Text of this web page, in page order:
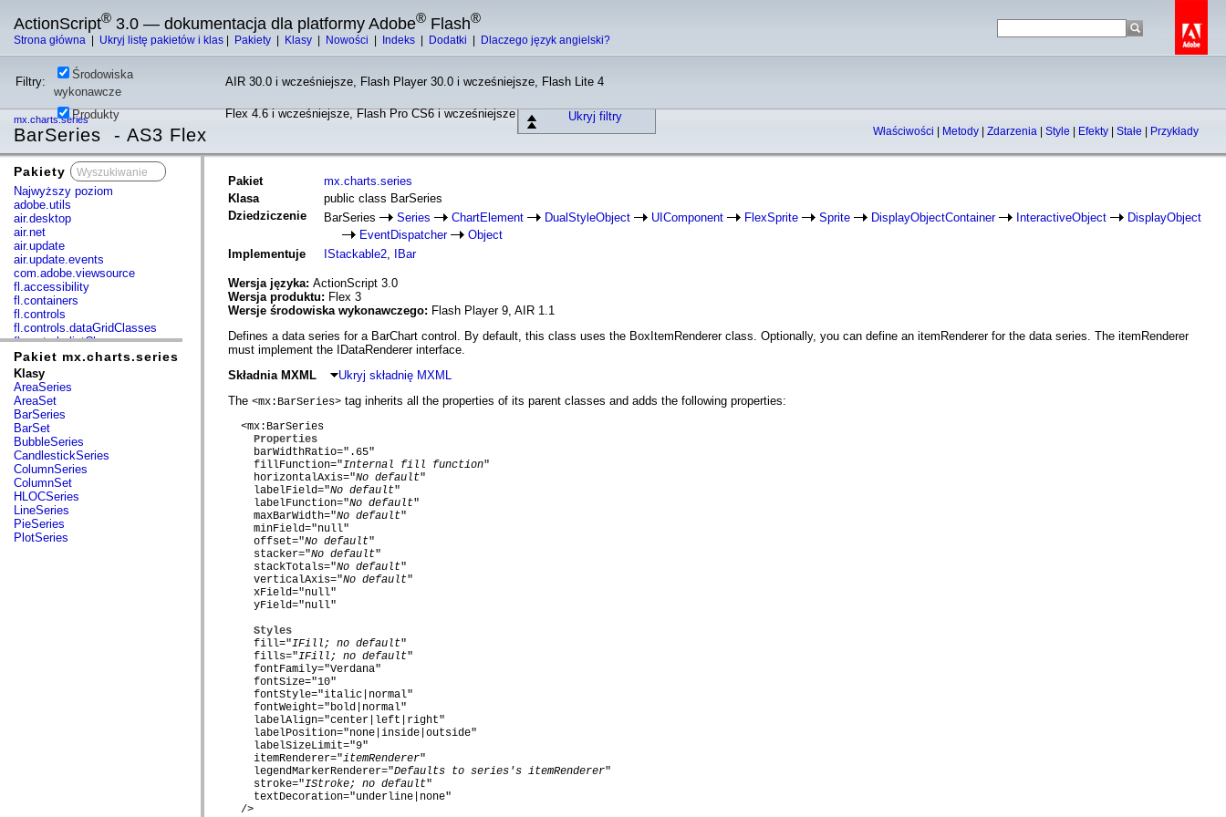
ActionScript® 3.0 — dokumentacja dla platformy Adobe® Flash®
Strona główna Ukryj listę pakietów i klas Pakiety Klasy Nowości Indeks Dodatki Dlaczego język angielski?
Filtry:
Środowiska
wykonawcze
AIR 30.0 i wcześniejsze, Flash Player 30.0 i wcześniejsze, Flash Lite 4
Produkty Flex 4.6 i wcześniejsze, Flash Pro CS6 i wcześniejsze Ukryj filtry
mx.charts.series
BarSeries - AS3 Flex Właściwości Metody Zdarzenia Style Efekty Stałe Przykłady
Pakiety
Najwyższy poziom
adobe.utils
air.desktop
air.net
air.update
air.update.events
com.adobe.viewsource
fl.accessibility
fl.containers
fl.controls
fl.controls.dataGridClasses
fl.controls.listClasses
fl.controls.progressBarClasses
fl.core
fl.data
fl.display
fl.events
fl.ik
fl.lang
fl.livepreview
fl.managers
fl.motion
fl.motion.easing
fl.rsl
fl.text
fl.transitions
Pakiet mx.charts.series
Klasy
AreaSeries
AreaSet
BarSeries
BarSet
BubbleSeries
CandlestickSeries
ColumnSeries
ColumnSet
HLOCSeries
LineSeries
PieSeries
PlotSeries
Pakiet
mx.charts.series
Klasa
public class BarSeries
Dziedziczenie
BarSeries Series ChartElement DualStyleObject UIComponent FlexSprite Sprite DisplayObjectContainer InteractiveObject
DisplayObject
EventDispatcher
Object
Implementuje
IStackable2, IBar
Wersja języka: ActionScript 3.0
Wersja produktu: Flex 3
Wersje środowiska wykonawczego: Flash Player 9, AIR 1.1
Defines a data series for a BarChart control. By default, this class uses the BoxItemRenderer class. Optionally, you can define an itemRenderer for the data series. The itemRenderer
must implement the IDataRenderer interface.
Składnia MXML
Ukryj składnię MXML
The <mx:BarSeries> tag inherits all the properties of its parent classes and adds the following properties:
  <mx:BarSeries
Properties
    barWidthRatio=".65"
    fillFunction="
Internal fill function"
    horizontalAxis="
No default"
    labelField="
No default"
    labelFunction="
No default"
    maxBarWidth="
No default"
    minField="null"
    offset="
No default"
    stacker="
No default"
    stackTotals="
No default"
    verticalAxis="
No default"
    xField="null"
    yField="null"
Styles
    fill="
IFill; no default"
    fills="
IFill; no default"
    fontFamily="Verdana"
    fontSize="10"
    fontStyle="italic|normal"
    fontWeight="bold|normal"
    labelAlign="center|left|right"
    labelPosition="none|inside|outside"
    labelSizeLimit="9"
    itemRenderer="
itemRenderer"
    legendMarkerRenderer="
Defaults to series's itemRenderer"
    stroke="
IStroke; no default"
    textDecoration="underline|none"
  />